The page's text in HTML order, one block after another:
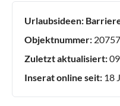
Urlaubsideen:
Objektnummer: 20757
Zuletzt aktualisiert:
Inserat online seit: 18